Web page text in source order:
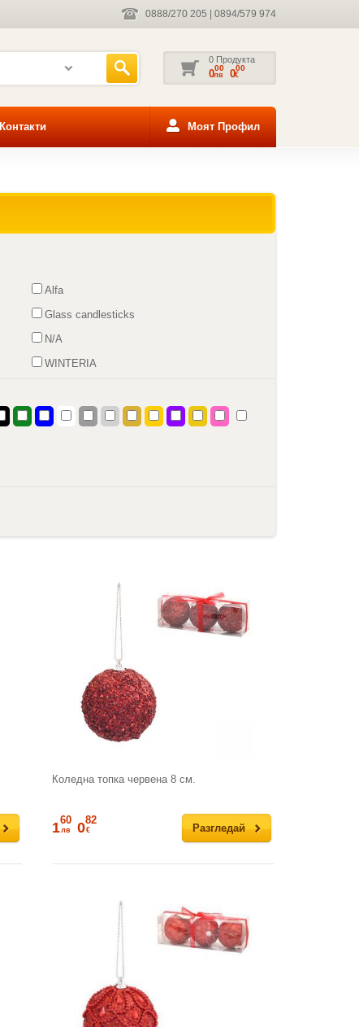
0888/270 205 0894/579 974
0 Продукта
000
лв 000
€
Контакти Моят Профил
Alfa
Glass candlesticks
N/A
WINTERIA
Коледна топка червена 8 см.
Разгледай
160
лв 082
€